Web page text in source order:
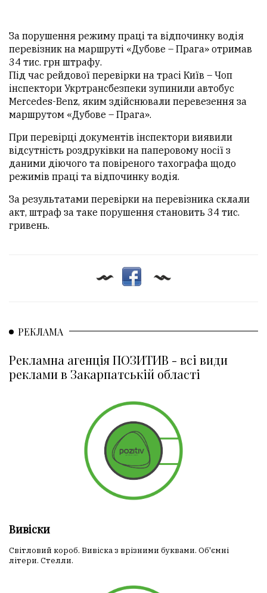
За порушення режиму праці та відпочинку водія
перевізник на маршруті «Дубове – Прага» отримав
34 тис. грн штрафу.
Під час рейдової перевірки на трасі Київ – Чоп
інспектори Укртрансбезпеки зупинили автобус
Mercedes-Benz, яким здійснювали перевезення за
маршрутом «Дубове – Прага».
При перевірці документів інспектори виявили
відсутність роздруківки на паперовому носії з
даними діючого та повіреного тахографа щодо
режимів праці та відпочинку водія.
За результатами перевірки на перевізника склали
акт, штраф за таке порушення становить 34 тис.
гривень.
РЕКЛАМА
Рекламна агенція ПОЗИТИВ - всі види
реклами в Закарпатській області
Вивіски
Світловий короб. Вивіска з врізними буквами. Об'ємні
літери. Стелли.